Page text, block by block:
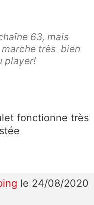
63, mais
très bien
player!
fonctionne très
le 24/08/2020